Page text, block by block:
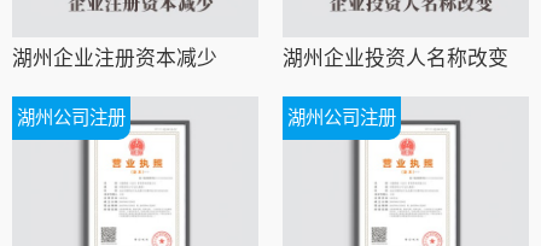
湖州企业注册资本减少 湖州企业投资人名称改变
湖州公司注册 湖州公司注册